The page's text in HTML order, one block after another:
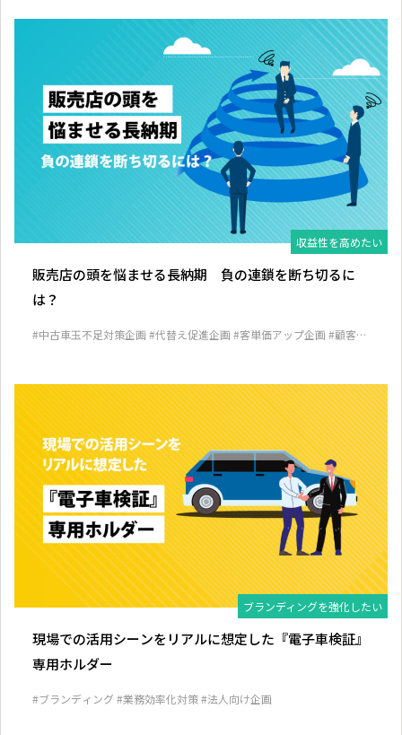
収益性を高めたい
販売店の頭を悩ませる長納期 負の連鎖を断ち切るに
は？
#中古車玉不足対策企画 #代替え促進企画 #客単価アップ企画 #顧客囲
ブランディングを強化したい
現場での活用シーンをリアルに想定した『電子車検証』
専用ホルダー
#ブランディング #業務効率化対策#法人向け企画